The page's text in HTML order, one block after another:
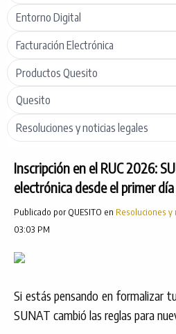
Entorno Digital
Facturación Electrónica
Productos Quesito
Quesito
Resoluciones y noticias legales
Inscripción en el RUC 2026:
electrónica desde el primer día
Publicado por QUESITO en Resoluciones
03:03 PM
Si estás pensando en formalizar
SUNAT cambió las reglas para